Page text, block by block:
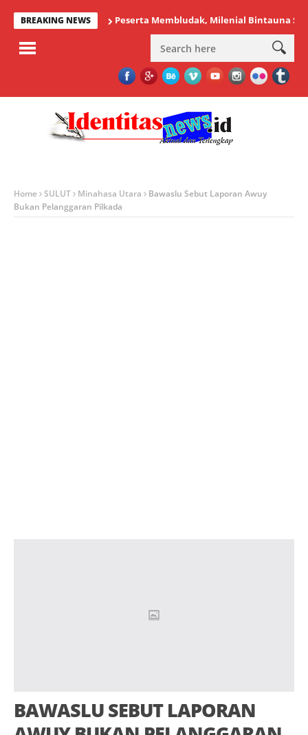
BREAKING NEWSPeserta Membludak, Milenial Bintauna Sukses
Home SULUT Minahasa Utara
Bawaslu Sebut Laporan Awuy
Bukan Pelanggaran Pilkada
BAWASLU SEBUT LAPORAN